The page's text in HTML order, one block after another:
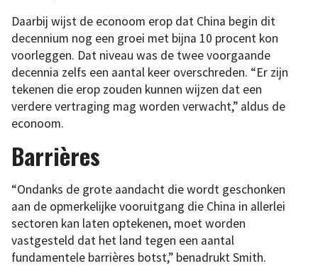
Daarbij wijst de econoom erop dat China begin dit
decennium nog een groei met bijna 10 procent kon
voorleggen. Dat niveau was de twee voorgaande
decennia zelfs een aantal keer overschreden. “Er zijn
tekenen die erop zouden kunnen wijzen dat een
verdere vertraging mag worden verwacht,” aldus de
econoom.
Barrières
“Ondanks de grote aandacht die wordt geschonken
aan de opmerkelijke vooruitgang die China in allerlei
sectoren kan laten optekenen, moet worden
vastgesteld dat het land tegen een aantal
fundamentele barrières botst,” benadrukt Smith.